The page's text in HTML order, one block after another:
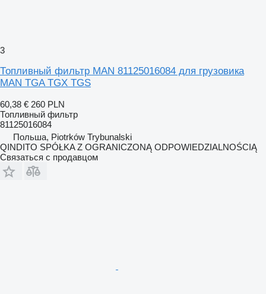
3
Топливный фильтр MAN 81125016084 для грузовика
MAN TGA TGX TGS
60,38 € 260 PLN
Топливный фильтр
81125016084
Польша, Piotrków Trybunalski
QINDITO SPÓŁKA Z OGRANICZONĄ ODPOWIEDZIALNOŚCIĄ
Связаться с продавцом